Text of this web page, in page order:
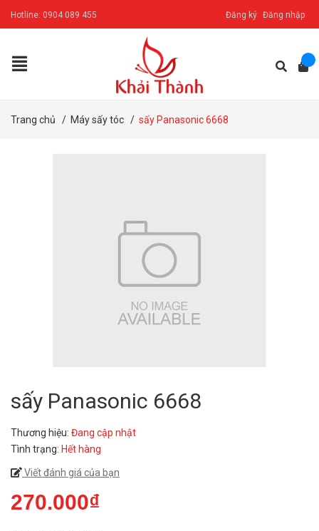
Hotline: 0904 089 455 Đăng ký Đăng nhập
Trang chủ / Máy sấy tóc / sấy Panasonic 6668
sấy Panasonic 6668
Thương hiệu: Đang cập nhật
Tình trạng: Hết hàng
Viết đánh giá của bạn
270.000₫